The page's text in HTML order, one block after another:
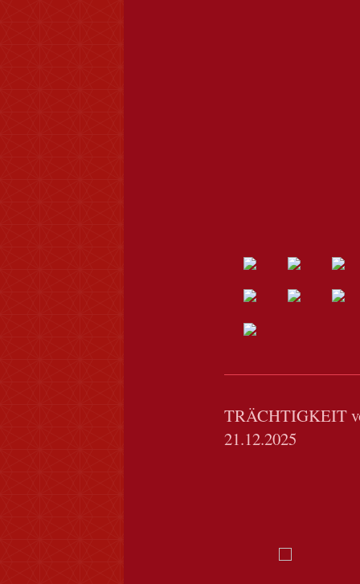
TRÄCHTIGKEIT
21.12.2025